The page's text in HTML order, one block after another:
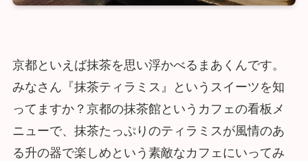
京都といえば抹茶を思い浮かべるまあくんです。
みなさん『抹茶ティラミス』というスイーツを知
ってますか？京都の抹茶館というカフェの看板メ
ニューで、抹茶たっぷりのティラミスが風情のあ
る升の器で楽しめという素敵なカフェにいってみ